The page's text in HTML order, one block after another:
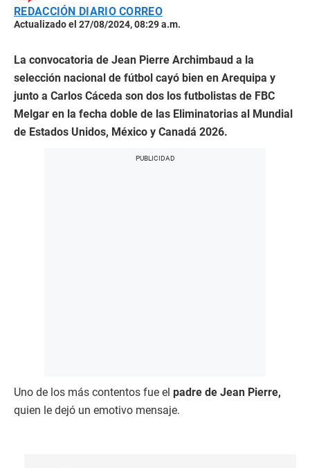
REDACCIÓN DIARIO CORREO
Actualizado el 27/08/2024, 08:29 a.m.
La convocatoria de Jean Pierre Archimbaud a la
selección nacional de fútbol cayó bien en Arequipa y
junto a Carlos Cáceda son dos los futbolistas de FBC
Melgar en la fecha doble de las Eliminatorias al Mundial
de Estados Unidos, México y Canadá 2026.
Uno de los más contentos fue el padre de Jean Pierre,
quien le dejó un emotivo mensaje.